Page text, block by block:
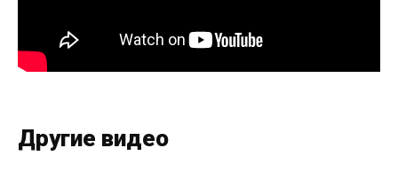
Другие видео